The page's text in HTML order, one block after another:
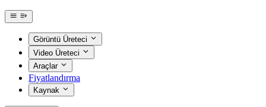
Görüntü Üreteci
Video Üreteci
Araçlar
Fiyatlandırma
Kaynak